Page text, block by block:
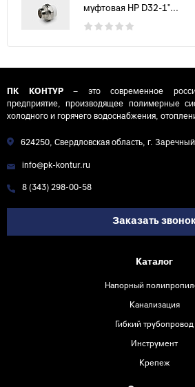
муфтовая НР D32-1"...
ПК КОНТУР– это современное
предприятие, производящее полимерные
холодного и горячего водоснабжения,
624250, Свердловская область, г.
info@pk-kontur.ru
8 (343) 298-00-58
Заказать
Каталог
Напорный
Канализация
Гибкий трубопровод
Инструмент
Крепеж